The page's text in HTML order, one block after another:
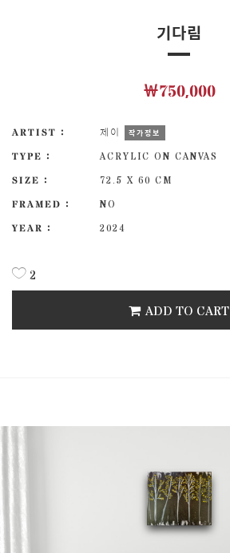
기다림
￦750,000
ARTIST : 제이 작가정보
TYPE :
ACRYLIC ON CANVAS
SIZE :
72.5 X 60 CM
FRAMED :
NO
YEAR :
2024
2
ADD TO CART